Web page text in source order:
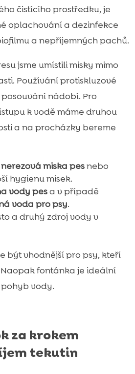
čistícího prostředku, je
oplachování a dezinfekce
a nepříjemných pachů.
jsme umístili misky mimo
Používání protiskluzové
nádobí. Pro
k vodě máme druhou
a na procházky bereme
nerezová miska pesnebo
hygienu misek.
vody pesa v případě
voda pro psy.
a druhý zdroj vody v
být vhodnější pro psy, kteří
fontánka je ideální
vody.
za krokem
tekutin